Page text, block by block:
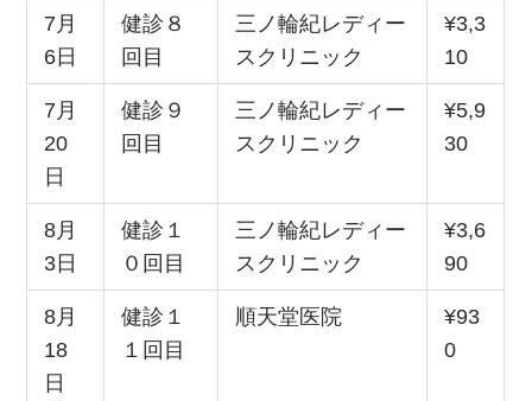
7月
6日
健診８
回目
三ノ輪紀レディー
スクリニック
¥3,3
10
7月
20
日
健診９
回目
三ノ輪紀レディー
スクリニック
¥5,9
30
8月
3日
健診１
０回目
三ノ輪紀レディー
スクリニック
¥3,6
90
8月
18
日
健診１
１回目
順天堂医院
¥93
0